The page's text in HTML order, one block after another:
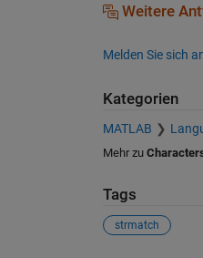
Weitere
Melden Sie sich
Kategorien
MATLAB
Mehr zu
Tags
strmatch